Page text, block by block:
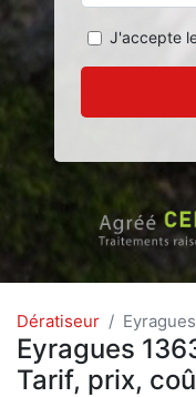
J'accepte
Dératiseur
Eyragues
Tarif, prix,